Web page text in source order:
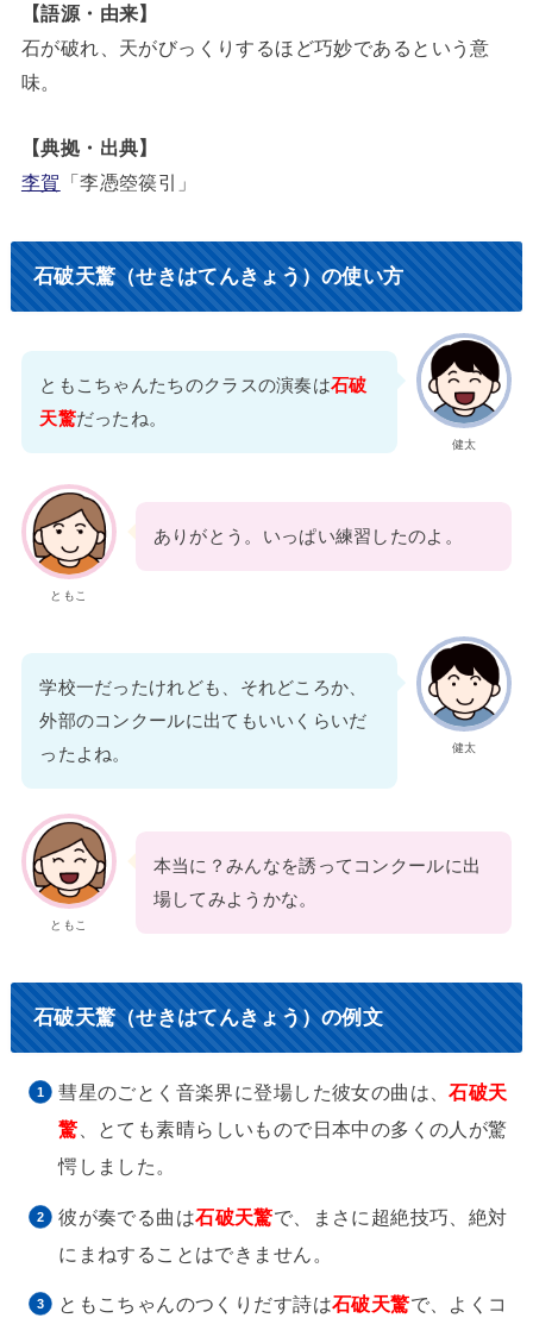
【語源・由来】
石が破れ、天がびっくりするほど巧妙であるという意
味。
【典拠・出典】
李賀 「李憑箜篌引」
石破天驚（せきはてんきょう）の使い方
健太
ともこちゃんたちのクラスの演奏は石破
天驚だったね。
ともこ
ありがとう。いっぱい練習したのよ。
健太
学校一だったけれども、それどころか、
外部のコンクールに出てもいいくらいだ
ったよね。
ともこ
本当に？みんなを誘ってコンクールに出
場してみようかな。
石破天驚（せきはてんきょう）の例文
彗星のごとく音楽界に登場した彼女の曲は、石破天
驚 、とても素晴らしいもので日本中の多くの人が驚
愕しました。
彼が奏でる曲は石破天驚で、まさに超絶技巧、絶対
にまねすることはできません。
ともこちゃんのつくりだす詩は石破天驚で、よくコ